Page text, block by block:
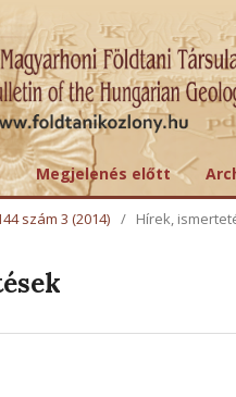
Megjelenés előtt
szám 3 (2014) / Hírek,